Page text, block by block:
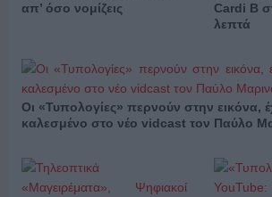
απ’ όσο νομίζεις
Cardi B
λεπτά
Οι «Τυπολογίες» περνούν στην εικόνα,
καλεσμένο στο νέο vidcast τον Παύλο